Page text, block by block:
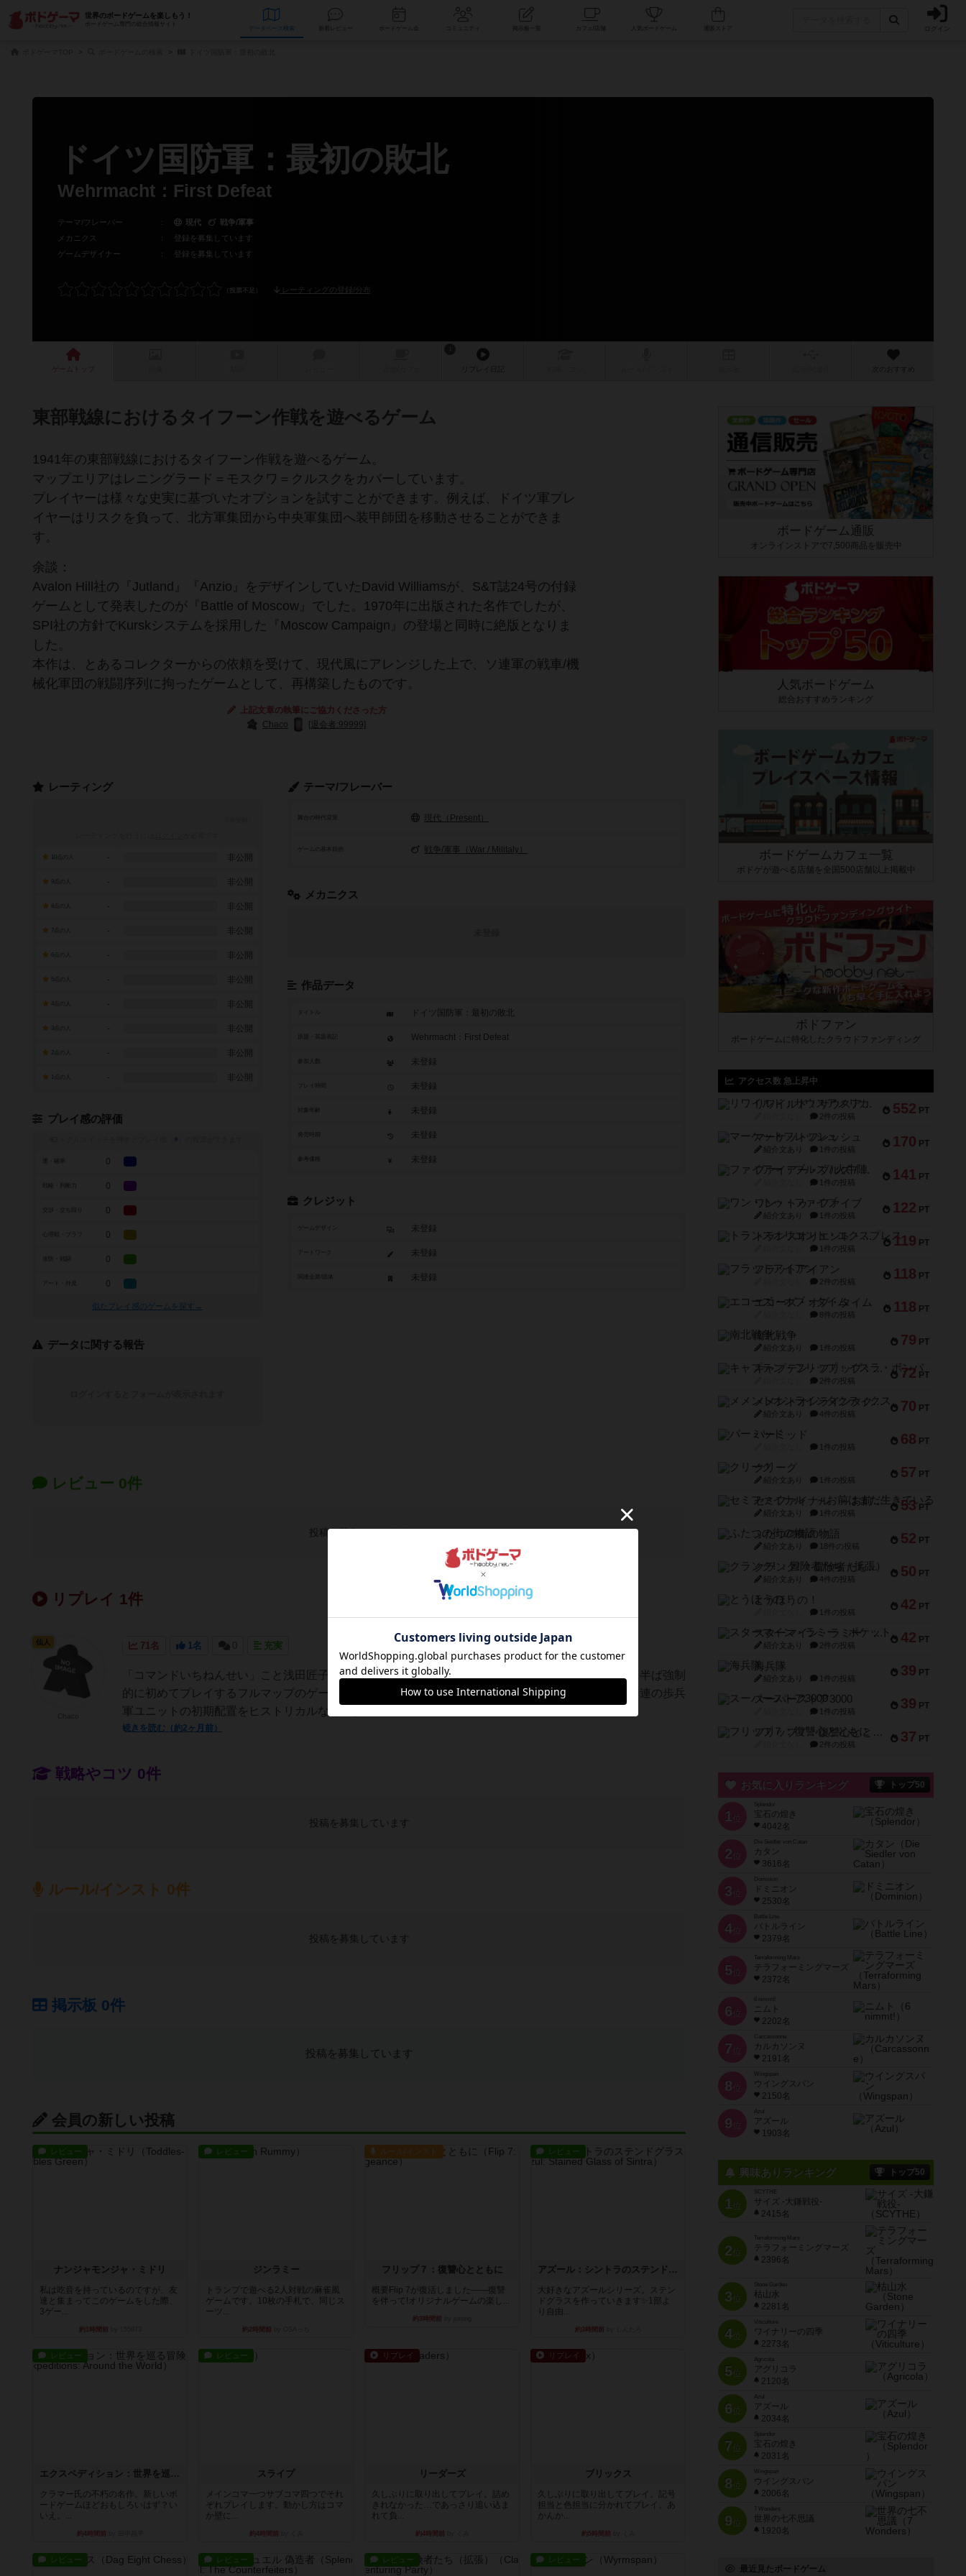
世界のボードゲームを楽しもう！
ボードゲーム専門の総合情報サイト
データベース コミュニティ 人気ボードゲーム ログイン
ドイツ国防軍：最初の敗北
Wehrmacht：First Defeat
テーマ/フレーバー ： 現代
戦争/軍事
メカニクス
：
登録を募集しています
ゲームデザイナー
： 登録を募集しています
レーティングの登録/分布
ゲーム 次のおすすめ
東部戦線におけるタイフーン作戦を遊べるゲーム
1941年の東部戦線におけるタイフーン作戦を遊べるゲーム。
マップエリアはレニングラード＝モスクワ＝クルスクをカバーしています。
プレイヤーは様々な史実に基づいたオプションを試すことができます。例えば、ドイツ軍プレ
イヤーはリスクを負って、北方軍集団から中央軍集団へ装甲師団を移動させることができま
す。
余談：
Avalon Hill社の『Jutland』『Anzio』をデザインしていたDavid Williamsが、S&T誌24号の付録
ゲームとして発表したのが『Battle of Moscow』でした。1970年に出版された名作でしたが、
SPI社の方針でKurskシステムを採用した『Moscow Campaign』の登場と同時に絶版となりま
した。
本作は、とあるコレクターからの依頼を受けて、現代風にアレンジした上で、ソ連軍の戦車/機
械化軍団の戦闘序列に拘ったゲームとして、再構築したものです。
上記文章の執筆にご協力くださった方
Chaco
[退会者:99999]
テーマ/フレーバー
舞台の時代背景 現代（Present）
ゲームの基本目的 戦争/軍事（War / Militaly）
メカニクス
作品データ
タイトル ドイツ国防軍：最初の敗北
Wehrmacht：First Defeat
参加人数 未登録
未登録
未登録
未登録
参考価格 未登録
クレジット
ゲームデザイン 未登録
アートワーク 未登録
未登録
レーティング
- 非公開
- 非公開
- 非公開
7点の人 - 非公開
- 非公開
- 非公開
- 非公開
- 非公開
- 非公開
- 非公開
プレイ感の評価
※
0
戦略・判断力 0
0
0
0
アート・外見 0
似たプレイ感のゲームを探す→
データに関する報告
レビュー 0件
投稿を募集しています
リプレイ 1件
71名 1名 0 充実
「コマンドいちねんせい」こと浅田匠子さんが、ミニゲームしかプレイさせて貰えていなかった頃、半ば強制
的に初めてプレイするフルマップのゲームとして選ばれたのが、『最初の敗北』でした。その際、ソ連の歩兵
軍ユニットの初期配置をヒストリカルなもの(=中央軍集団と対峙しているソ連の４戦...
続きを読む（約2ヶ月前）
仙人
戦略やコツ 0件
投稿を募集しています
ルール/インスト 0件
投稿を募集しています
掲示板 0件
投稿を募集しています
会員の新しい投稿
レビュー
ナンジャモンジャ・ミドリ
私は吃音を持っているのですが、友
達と集まってこのゲームをした際、
3ゲー...
約1時間前
レビュー
ジンラミー
トランプで遊べる2人対戦の麻雀風
ゲームです。10枚の手札で、同じス
ーツ...
約2時間前
ルール/インスト
フリップ７：復讐心とともに
概要Flip 7が復活しました――復讐
を伴って!オリジナルゲームの楽し...
約3時間前
レビュー
アズール：シントラのステンドグラス
大好きなアズールシリーズ。ステン
ドグラスを作っていきます✨1部よ
り自由...
約3時間前
レビュー
エクスペディション：世界を巡る冒険
クラマー氏の不朽の名作。新しいボ
ードゲームほどおもしろいはず？い
いえ。...
約4時間前
レビュー
スライプ
メインコマ一つサブコマ四つでそれ
ぞれプレイします。動かし方はコマ
か壁に...
約4時間前
リプレイ
リーダーズ
久しぶりに取り出してプレイ。詰め
きれなかった…であっさり追い込ま
れて負...
約4時間前
リプレイ
ブリックス
久しぶりに取り出してプレイ。記号
担当と色担当に分かれてプレイ。あ
かんか...
約5時間前
レビュー レビュー レビュー レビュー
ボードゲーム通販
オンラインストアで7,500商品を販売中
人気ボードゲーム
総合おすすめランキング
ボードゲームカフェ一覧
ボドゲが遊べる店舗を全国500店舗以上掲載中
ボドファン
ボードゲームに特化したクラウドファンディング
アクセス数 急上昇中
552 PT
リワイルド：サウスアメリカ
2件の投稿
170 PT
マーケットフレッシュ
紹介文あり 1件の投稿
141 PT
ファイアー・ブルズ / 火牛陣
1件の投稿
122 PT
ワン・トゥ・ファイブ
紹介文あり 1件の投稿
119 PT
トランスオリエント・エクスプレス
1件の投稿
118 PT
フラットアイアン
2件の投稿
118 PT
エコーズ・オブ・タイム
8件の投稿
79 PT
南北戦争
紹介文あり 1件の投稿
72 PT
キャプテン・フリップ：イスラ・ボンバ
2件の投稿
70 PT
メメントオンラインタクティクス
紹介文あり 4件の投稿
68 PT
パーミッド
1件の投稿
57 PT
クリーグ
紹介文あり 1件の投稿
53 PT
セミファイナル ～お前はまだ生きている～
紹介文あり 1件の投稿
52 PT
ふたつの街の物語
紹介文あり 18件の投稿
50 PT
クランク! ：冒険者たち（拡張）
紹介文あり 4件の投稿
42 PT
とうほうの！
1件の投稿
42 PT
スターマイン・ラミー ポケット
紹介文あり 2件の投稿
39 PT
海兵隊
紹介文あり 1件の投稿
39 PT
スーパーストア3000
1件の投稿
37 PT
フリップ７：復讐心とともに
2件の投稿
お気に入りランキング トップ50
1 位
宝石の煌き
4042名
2 位
Die Siedler von Catan
カタン
3616名
3 位
ドミニオン
2530名
4位
Battle Line
バトルライン
2379名
5 位
Terraforming Mars
テラフォーミングマーズ
2372名
6 位
ニムト
2202名
7 位
Carcassonne
カルカソンヌ
2191名
8 位
Wingspan
ウイングスパン
2150名
9 位
Azul
アズール
1903名
興味ありランキング トップ50
1位
SCYTHE
サイズ -大鎌戦役-
2415名
2位
Terraforming Mars
テラフォーミングマーズ
2396名
3位
Stone Garden
枯山水
2281名
4位
Viticulture
ワイナリーの四季
2273名
5位
Agricola
アグリコラ
2120名
6位
Azul
アズール
2034名
7位
宝石の煌き
2031名
8位
Wingspan
ウイングスパン
2006名
9位
7 Wonders
世界の七不思議
1920名
最近見たボードゲーム